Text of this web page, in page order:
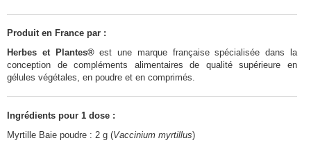
Produit en France par :
Herbes et Plantes®est une marque française spécialisée dans la
conception de compléments alimentaires de qualité supérieure en
gélules végétales, en poudre et en comprimés.
Ingrédients pour 1 dose :
Myrtille Baie poudre : 2 g (Vaccinium myrtillus)